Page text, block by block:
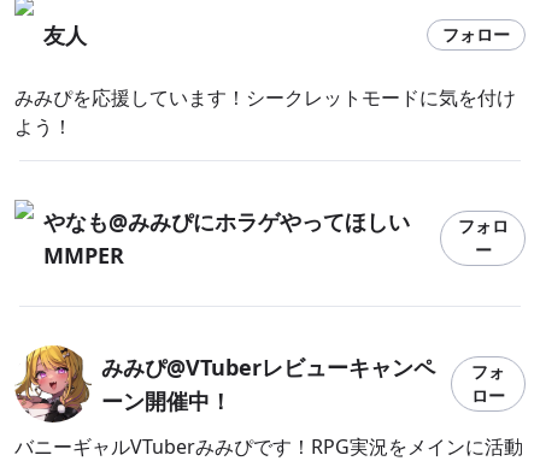
友人 フォロー
みみぴを応援しています！シークレットモードに気を付け
よう！
やなも@みみぴにホラゲやってほしい
MMPER
フォロ
ー
みみぴ@VTuberレビューキャンペ
ーン開催中！
フォ
ロー
バニーギャルVTuberみみぴです！RPG実況をメインに活動